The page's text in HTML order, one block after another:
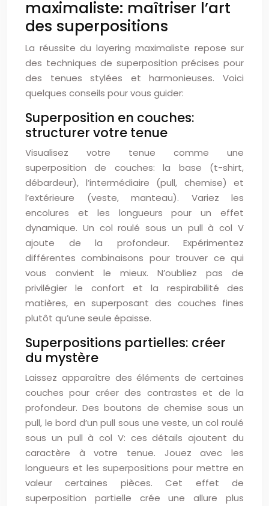
maximaliste: maîtriser l’art
des superpositions
La réussite du layering maximaliste repose sur
des techniques de superposition précises pour
des tenues stylées et harmonieuses. Voici
quelques conseils pour vous guider:
Superposition en couches:
structurer votre tenue
Visualisez votre tenue comme une
superposition de couches: la base (t-shirt,
débardeur), l’intermédiaire (pull, chemise) et
l’extérieure (veste, manteau). Variez les
encolures et les longueurs pour un effet
dynamique. Un col roulé sous un pull à col V
ajoute de la profondeur. Expérimentez
différentes combinaisons pour trouver ce qui
vous convient le mieux. N’oubliez pas de
privilégier le confort et la respirabilité des
matières, en superposant des couches fines
plutôt qu’une seule épaisse.
Superpositions partielles: créer
du mystère
Laissez apparaître des éléments de certaines
couches pour créer des contrastes et de la
profondeur. Des boutons de chemise sous un
pull, le bord d’un pull sous une veste, un col roulé
sous un pull à col V: ces détails ajoutent du
caractère à votre tenue. Jouez avec les
longueurs et les superpositions pour mettre en
valeur certaines pièces. Cet effet de
superposition partielle crée une allure plus